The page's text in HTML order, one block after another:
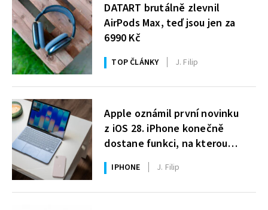
DATART brutálně zlevnil
AirPods Max, teď jsou jen za
6990 Kč
TOP ČLÁNKY J. Filip
Apple oznámil první novinku
z iOS 28. iPhone konečně
dostane funkci, na kterou
uživatelé Windows čekají roky
IPHONE J. Filip